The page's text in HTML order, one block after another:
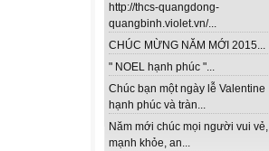
http://thcs-quangdong-
quangbinh.violet.vn/...
CHÚC MỪNG NĂM MỚI 2015...
" NOEL hạnh phúc "...
Chúc bạn một ngày lễ Valentine
hạnh phúc và tràn...
Năm mới chúc mọi người vui vẻ,
mạnh khỏe, an...